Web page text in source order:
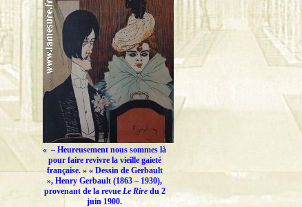
« – Heureusement nous sommes là
pour faire revivre la vieille gaieté
française.» « Dessin de Gerbault
», Henry Gerbault (1863 – 1930),
provenant de la revue Le Riredu 2
juin 1900.